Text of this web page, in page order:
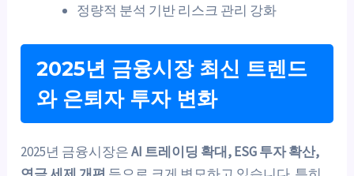
정량적 분석 기반 리스크 관리 강화
2025년 금융시장 최신 트렌드
와 은퇴자 투자 변화
2025년 금융시장은AI 트레이딩 확대, ESG 투자 확산,